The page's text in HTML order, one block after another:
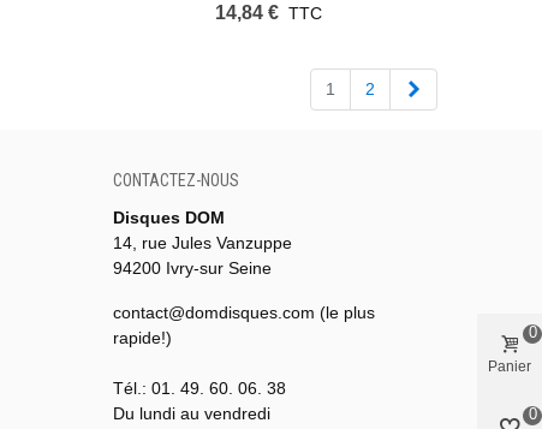
14,84 € TTC
1 2
CONTACTEZ-NOUS
Disques DOM
14, rue Jules Vanzuppe
94200 Ivry-sur Seine
contact@domdisques.com (le plus
rapide!)
Tél.: 01. 49. 60. 06. 38
Du lundi au vendredi
Panier
0
0